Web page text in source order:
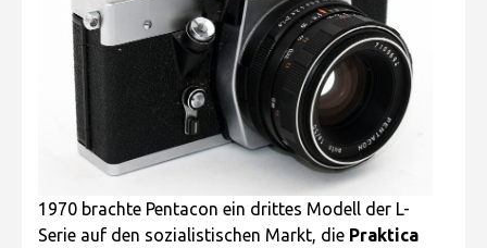
1970 brachte Pentacon ein drittes Modell der L-
Serie auf den sozialistischen Markt, die Praktica